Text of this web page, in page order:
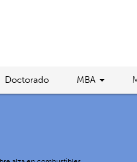
Doctorado MBA